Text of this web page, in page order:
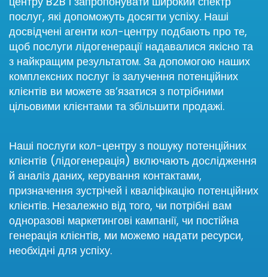
послуг, які допоможуть досягти успіху. Наші
досвідчені агенти кол-центру подбають про те,
щоб послуги лідогенерації надавалися якісно та
з найкращим результатом. За допомогою наших
комплексних послуг із залучення потенційних
клієнтів ви можете зв’язатися з потрібними
цільовими клієнтами та збільшити продажі.
Наші послуги кол-центру з пошуку потенційних
клієнтів (лідогенерація) включають дослідження
й аналіз даних, керування контактами,
призначення зустрічей і кваліфікацію потенційних
клієнтів. Незалежно від того, чи потрібні вам
одноразові маркетингові кампанії, чи постійна
генерація клієнтів, ми можемо надати ресурси,
необхідні для успіху.